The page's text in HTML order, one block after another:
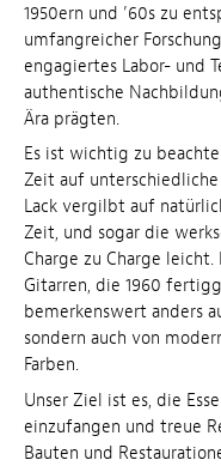
1950ern und ’60s zu
umfangreicher
engagiertes Labor- und
authentische
Ära prägten.
Es ist wichtig zu
Zeit auf
Lack vergilbt auf
Zeit, und sogar die
Charge zu Charge
Gitarren, die 1960
bemerkenswert anders
sondern auch von
Farben.
Unser Ziel ist es, die
einzufangen und treue
Bauten und